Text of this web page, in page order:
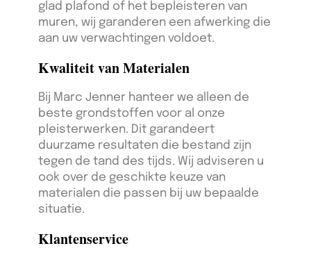
glad plafond of het bepleisteren van
muren, wij garanderen een afwerking die
aan uw verwachtingen voldoet.
Kwaliteit van Materialen
Bij Marc Jenner hanteer we alleen de
beste grondstoffen voor al onze
pleisterwerken. Dit garandeert
duurzame resultaten die bestand zijn
tegen de tand des tijds. Wij adviseren u
ook over de geschikte keuze van
materialen die passen bij uw bepaalde
situatie.
Klantenservice